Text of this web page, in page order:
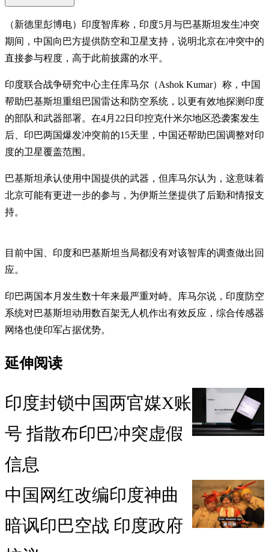
（新德里彭博电）印度智库称，印度5月与巴基斯坦发生冲突
期间，中国向巴方提供防空和卫星支持，说明北京在冲突中的
直接参与程度，高于此前披露的水平。
印度联合战争研究中心主任库马尔（Ashok Kumar）称，中国
帮助巴基斯坦重组巴国雷达和防空系统，以更有效地探测印度
的部队和武器部署。在4月22日印控克什米尔地区恐袭案发生
后、印巴两国爆发冲突前的15天里，中国还帮助巴国调整对印
度的卫星覆盖范围。
巴基斯坦承认使用中国提供的武器，但库马尔认为，这意味着
北京可能有更进一步的参与，为伊斯兰堡提供了后勤和情报支
持。
目前中国、印度和巴基斯坦当局都没有对该智库的调查做出回
应。
印巴两国本月发生数十年来最严重对峙。库马尔说，印度防空
系统对巴基斯坦动用数百架无人机作出有效反应，综合传感器
网络也使印军占据优势。
延伸阅读
印度封锁中国两官媒X账
号 指散布印巴冲突虚假
信息
中国网红改编印度神曲
暗讽印巴空战 印度政府